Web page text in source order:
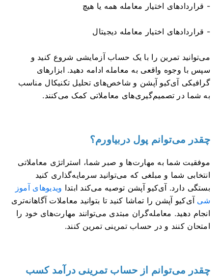
- قراردادهای اختیار معامله همه یا هیچ
- قراردادهای اختیار معامله دیجیتال
می‌توانید تمرین را با یک حساب آزمایشی شروع کنید و
سپس با وجوه واقعی به معامله ادامه دهید. ابزارهای
گرافیکی آی‌کیو آپشن و شاخص‌های تحلیل تکنیکال مناسب
به شما در تصمیم‌گیری‌های معاملاتی کمک می‌کنند.
چقدر می‌توانم پول دربیاورم؟
موفقیت شما به مهارت‌ها و صبر شما، استراتژی معاملاتی
انتخابی شما و مبلغی که می‌توانید سرمایه‌گذاری کنید
بستگی دارد. آی‌کیو آپشن توصیه می‌کند ابتدا ویدیوهای آموز
شی آی‌کیو آپشن را تماشا کنید تا بتوانید معاملات آگاهانه‌تری
انجام دهید. معامله‌گران مبتدی می‌توانند مهارت‌های خود را
امتحان کنند و در حساب تمرینی تمرین کنند.
چقدر می‌توانم از حساب تمرینی درآمد کسب